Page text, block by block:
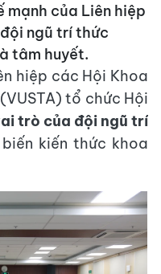
mạnh của Liên hiệp
ngũ trí thức
tâm huyết.
hiệp các Hội Khoa
tổ chức Hội
trò của đội ngũ trí
kiến thức khoa